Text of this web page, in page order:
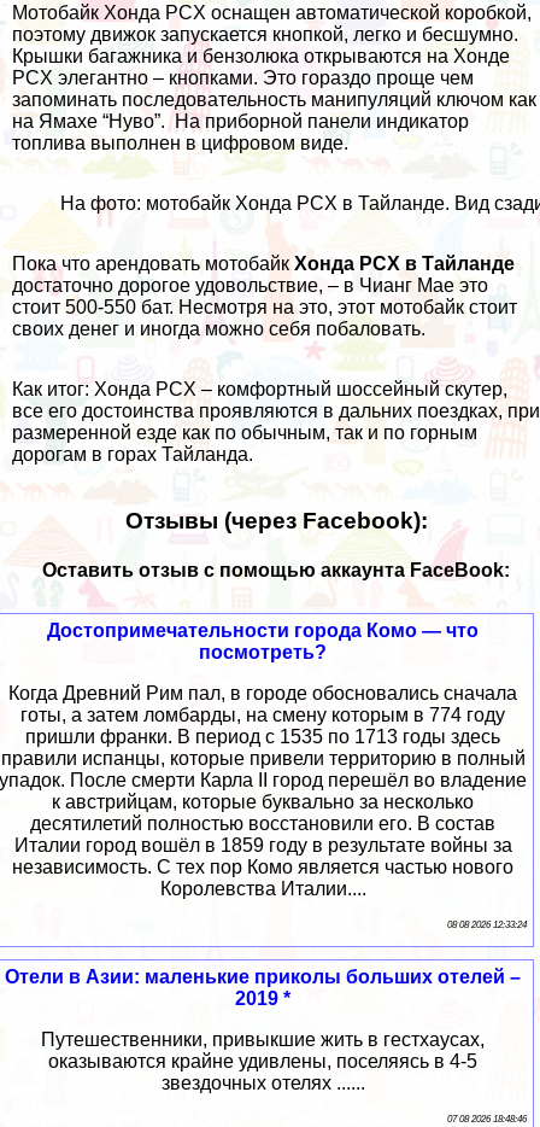
Мотобайк Хонда PCX оснащен автоматической коробкой,
поэтому движок запускается кнопкой, легко и бесшумно.
Крышки багажника и бензолюка открываются на Хонде
PCX элегантно – кнопками. Это гораздо проще чем
запоминать последовательность манипуляций ключом как
на Ямахе “Нуво”. На приборной панели индикатор
топлива выполнен в цифровом виде.
На фото: мотобайк Хонда PCX в Тайланде. Вид
Пока что арендовать мотобайк Хонда PCX в Тайланде
достаточно дорогое удовольствие, – в Чианг Маеэто
стоит 500-550 бат. Несмотря на это, этот мотобайк стоит
своих денег и иногда можно себя побаловать.
Как итог: Хонда PCX – комфортный шоссейный скутер,
все его достоинства проявляются в дальних поездках, при
размеренной езде как по обычным, так и по горным
дорогам в горах Тайланда.
Отзывы (через Facebook):
Оставить отзыв с помощью аккаунта FaceBook:
Достопримечательности города Комо — что
посмотреть?
Когда Древний Рим пал, в городе обосновались сначала
готы, а затем ломбарды, на смену которым в 774 году
пришли франки. В период с 1535 по 1713 годы здесь
правили испанцы, которые привели территорию в полный
упадок. После смерти Карла II город перешёл во владение
к австрийцам, которые буквально за несколько
десятилетий полностью восстановили его. В состав
Италии город вошёл в 1859 году в результате войны за
независимость. С тех пор Комо является частью нового
Королевства Италии....
08 08 2026 12:33:24
Отели в Азии: маленькие приколы больших отелей –
2019 *
Путешественники, привыкшие жить в гестхаусах,
оказываются крайне удивлены, поселяясь в 4-5
звездочных отелях ......
07 08 2026 18:48:46